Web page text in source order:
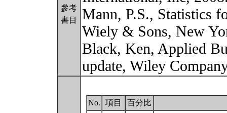
參考
書目
Mann, P.S., Statistics
Wiely & Sons, New
Black, Ken, Applied
update, Wiley
No. 項目 百分比